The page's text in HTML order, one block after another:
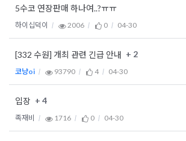
5수코 연장판매 하나여..?ㅠㅠ
하이십덕이 2006 0 04-30
[332 수원] 개최 관련 긴급 안내 + 2
코냥oi 93790 4 04-30
입장 + 4
족재비 1716 0 04-30